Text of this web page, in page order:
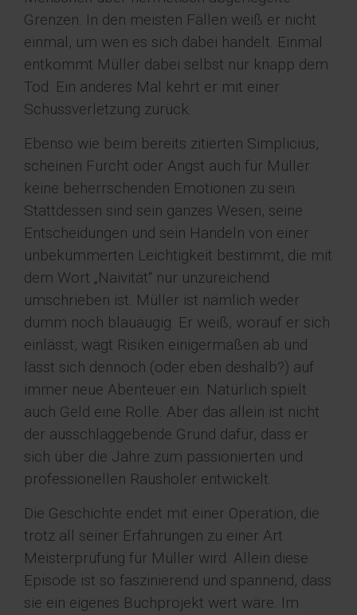
Grenzen. In den meisten Fällen weiß er nicht
einmal, um wen es sich dabei handelt. Einmal
entkommt Müller dabei selbst nur knapp dem
Tod. Ein anderes Mal kehrt er mit einer
Schussverletzung zurück.
Ebenso wie beim bereits zitierten Simplicius,
scheinen Furcht oder Angst auch für Müller
keine beherrschenden Emotionen zu sein.
Stattdessen sind sein ganzes Wesen, seine
Entscheidungen und sein Handeln von einer
unbekümmerten Leichtigkeit bestimmt, die mit
dem Wort „Naivität“ nur unzureichend
umschrieben ist. Müller ist nämlich weder
dumm noch blauäugig. Er weiß, worauf er sich
einlässt, wägt Risiken einigermaßen ab und
lässt sich dennoch (oder eben deshalb?) auf
immer neue Abenteuer ein. Natürlich spielt
auch Geld eine Rolle. Aber das allein ist nicht
der ausschlaggebende Grund dafür, dass er
sich über die Jahre zum passionierten und
professionellen Rausholer entwickelt.
Die Geschichte endet mit einer Operation, die
trotz all seiner Erfahrungen zu einer Art
Meisterprüfung für Müller wird. Allein diese
Episode ist so faszinierend und spannend, dass
sie ein eigenes Buchprojekt wert wäre. Im